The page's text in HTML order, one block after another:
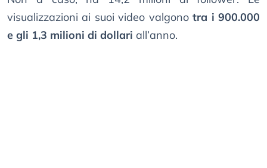
visualizzazioni ai suoi video valgonotra i 900.000
e gli 1,3 milioni di dollari all’anno.